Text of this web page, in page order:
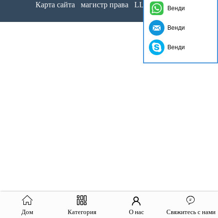
Карта сайта
магистр права LLms Полный
Дом Категория О нас Свяжитесь с нами
Венди
Венди
Венди